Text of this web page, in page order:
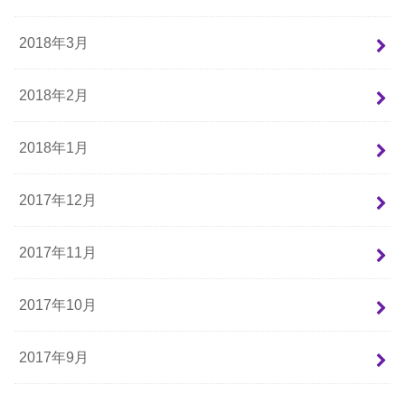
2018年3月
2018年2月
2018年1月
2017年12月
2017年11月
2017年10月
2017年9月